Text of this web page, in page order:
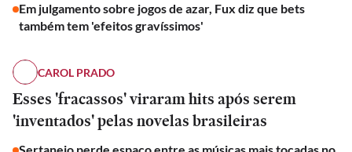
Em julgamento sobre jogos de azar, Fux diz que bets
também tem 'efeitos gravíssimos'
CAROL PRADO
Esses 'fracassos' viraram hits após serem
'inventados' pelas novelas brasileiras